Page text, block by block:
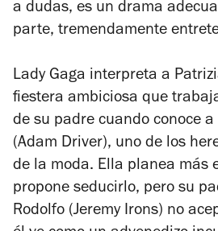
a dudas, es un drama
parte, tremendamente
Lady Gaga interpreta a
fiestera ambiciosa que
de su padre cuando conoce a
(Adam Driver), uno de los
de la moda. Ella planea más
propone seducirlo, pero su
Rodolfo (Jeremy Irons) no